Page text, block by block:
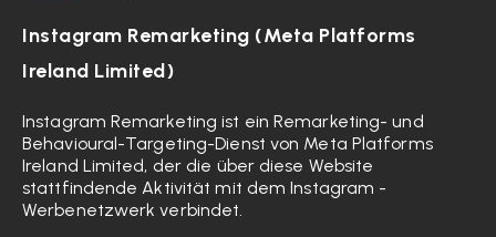
Instagram Remarketing (Meta Platforms
Ireland Limited)
Instagram Remarketing ist ein Remarketing- und
Behavioural-Targeting-Dienst von Meta Platforms
Ireland Limited, der die über diese Website
stattfindende Aktivität mit dem Instagram -
Werbenetzwerk verbindet.